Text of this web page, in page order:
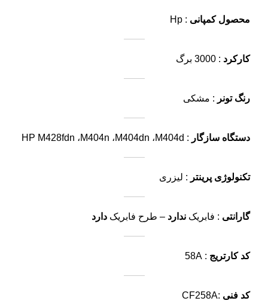
محصول کمپانی : Hp
کارکرد : 3000 برگ
رنگ تونر : مشکی
دستگاه سازگار : HP M428fdn ،M404n ،M404dn ،M404d
تکنولوژی پرینتر : لیزری
گارانتی : فابریک ندارد – طرح فابریک دارد
کد کارتریج : 58A
کد فنی :CF258A